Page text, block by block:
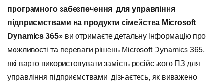
програмного забезпечення для управління
підприємствами на продукти сімейства Microsoft
Dynamics 365»ви отримаєте детальну інформацію про
можливості та переваги рішень Microsoft Dynamics 365,
які варто використовувати замість російського ПЗ для
управління підприємствами, дізнаєтесь, як виважено